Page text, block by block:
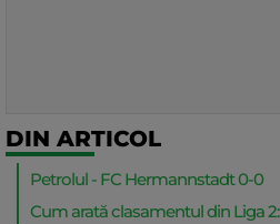
DIN ARTICOL
Petrolul - FC Hermannstadt 0-0
Cum arată clasamentul din Liga 2: